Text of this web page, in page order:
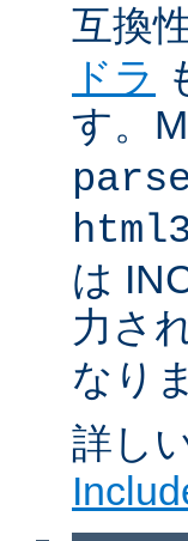
互換
ドラ
す。
は
力さ
なり
詳し